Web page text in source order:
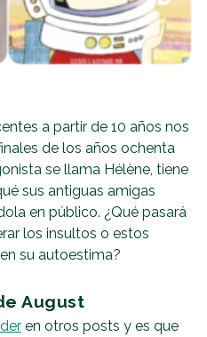
a partir de 10 años nos
de los años ochenta
se llama Hélène, tiene
sus antiguas amigas
en público. ¿Qué pasará
los insultos o estos
su autoestima?
August
en otros posts y es que